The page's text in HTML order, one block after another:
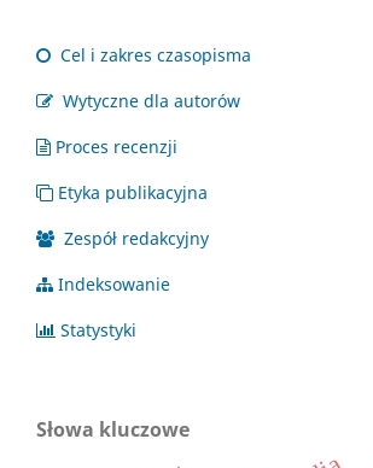
Cel i zakres czasopisma
Wytyczne dla autorów
Proces recenzji
Etyka publikacyjna
Zespół redakcyjny
Indeksowanie
Statystyki
Słowa kluczowe